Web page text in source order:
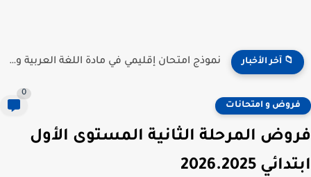
📁 آخر الأخبار نموذج امتحان إقليمي في مادة اللغة الفرنسية للمستوى السادس...
فروض و امتحانات
0
فروض المرحلة الثانية المستوى الأول
ابتدائي 2026.2025